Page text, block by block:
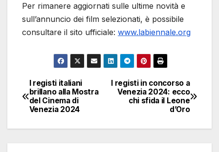
Per rimanere aggiornati sulle ultime novità e
sull’annuncio dei film selezionati, è possibile
consultare il sito ufficiale: www.labiennale.org
Navigazione
articoli
I registi in concorso a
Venezia 2024: ecco
chi sfida il Leone
d’Oro
I registi italiani
brillano alla Mostra
del Cinema di
Venezia 2024